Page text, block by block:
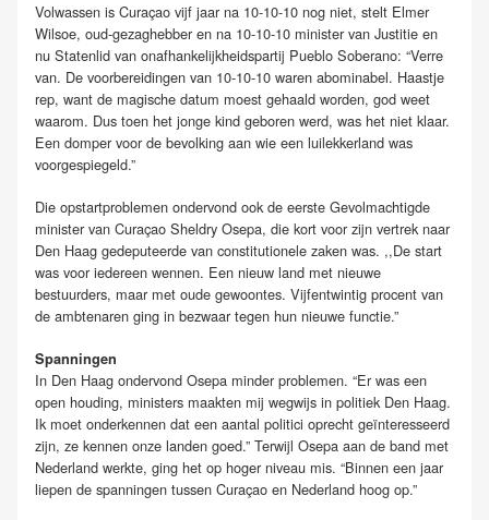
Volwassen is Curaçao vijf jaar na 10-10-10 nog niet, stelt Elmer
Wilsoe, oud-gezaghebber en na 10-10-10 minister van Justitie en
nu Statenlid van onafhankelijkheidspartij Pueblo Soberano: “Verre
van. De voorbereidingen van 10-10-10 waren abominabel. Haastje
rep, want de magische datum moest gehaald worden, god weet
waarom. Dus toen het jonge kind geboren werd, was het niet klaar.
Een domper voor de bevolking aan wie een luilekkerland was
voorgespiegeld.”
Die opstartproblemen ondervond ook de eerste Gevolmachtigde
minister van Curaçao Sheldry Osepa, die kort voor zijn vertrek naar
Den Haag gedeputeerde van constitutionele zaken was. ,,De start
was voor iedereen wennen. Een nieuw land met nieuwe
bestuurders, maar met oude gewoontes. Vijfentwintig procent van
de ambtenaren ging in bezwaar tegen hun nieuwe functie.”
Spanningen
In Den Haag ondervond Osepa minder problemen. “Er was een
open houding, ministers maakten mij wegwijs in politiek Den Haag.
Ik moet onderkennen dat een aantal politici oprecht geïnteresseerd
zijn, ze kennen onze landen goed.” Terwijl Osepa aan de band met
Nederland werkte, ging het op hoger niveau mis. “Binnen een jaar
liepen de spanningen tussen Curaçao en Nederland hoog op.”